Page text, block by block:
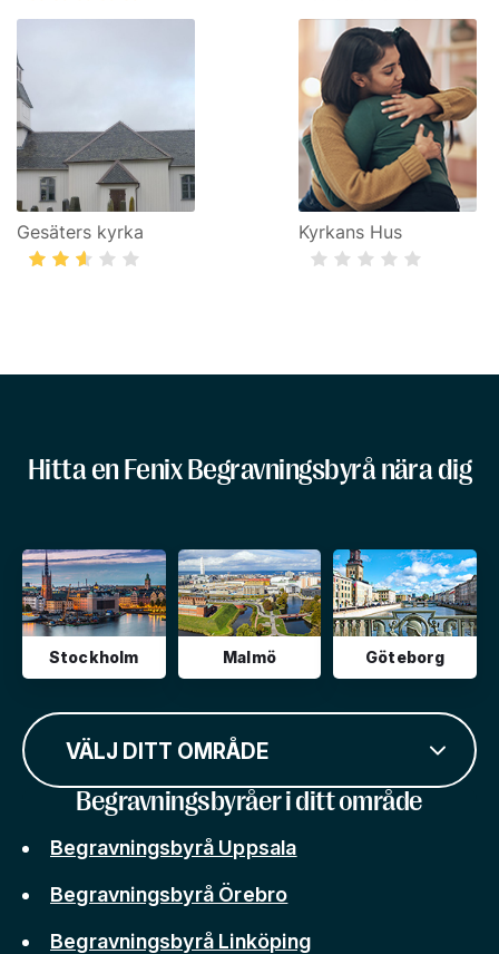
Gesäters kyrka Kyrkans Hus
Hitta en Fenix Begravningsbyrå nära dig
Stockholm Malmö Göteborg
VÄLJ DITT OMRÅDE
Begravningsbyråer i ditt område
Begravningsbyrå Uppsala
Begravningsbyrå Örebro
Begravningsbyrå Linköping